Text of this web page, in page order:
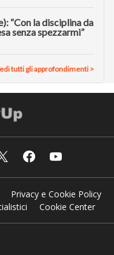
“Con la disciplina da
senza spezzarmi”
tutti gli approfondimenti >
Privacy e Cookie Policy
Cookie Center